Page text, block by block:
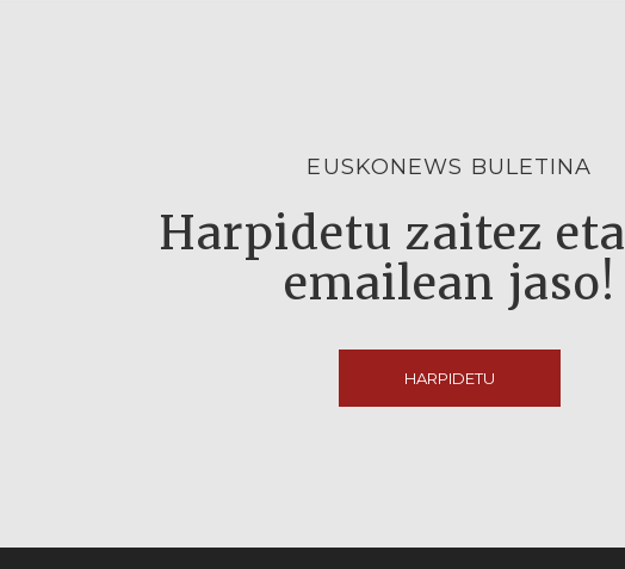
EUSKONEWS BULETINA
Harpidetu zaitez
emailean jaso!
HARPIDETU